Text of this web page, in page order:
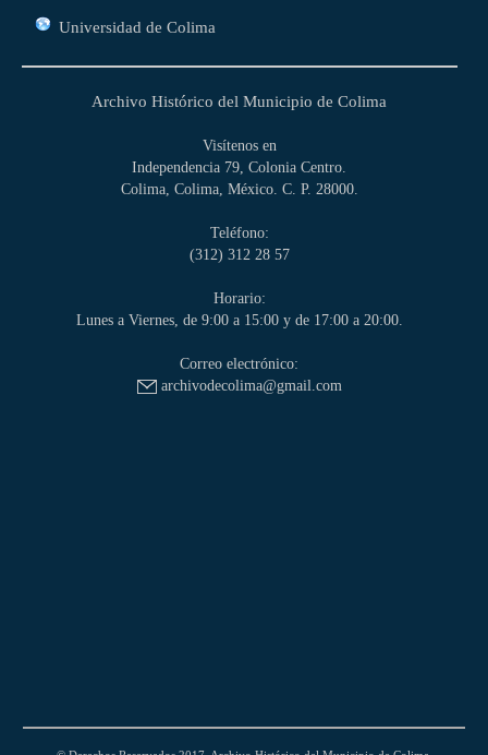
Universidad de Colima
Archivo Histórico del Municipio de Colima
Visítenos en
Independencia 79, Colonia Centro.
Colima, Colima, México. C. P. 28000.
Teléfono:
(312) 312 28 57
Horario:
Lunes a Viernes, de 9:00 a 15:00 y de 17:00 a 20:00.
Correo electrónico:
archivodecolima@gmail.com